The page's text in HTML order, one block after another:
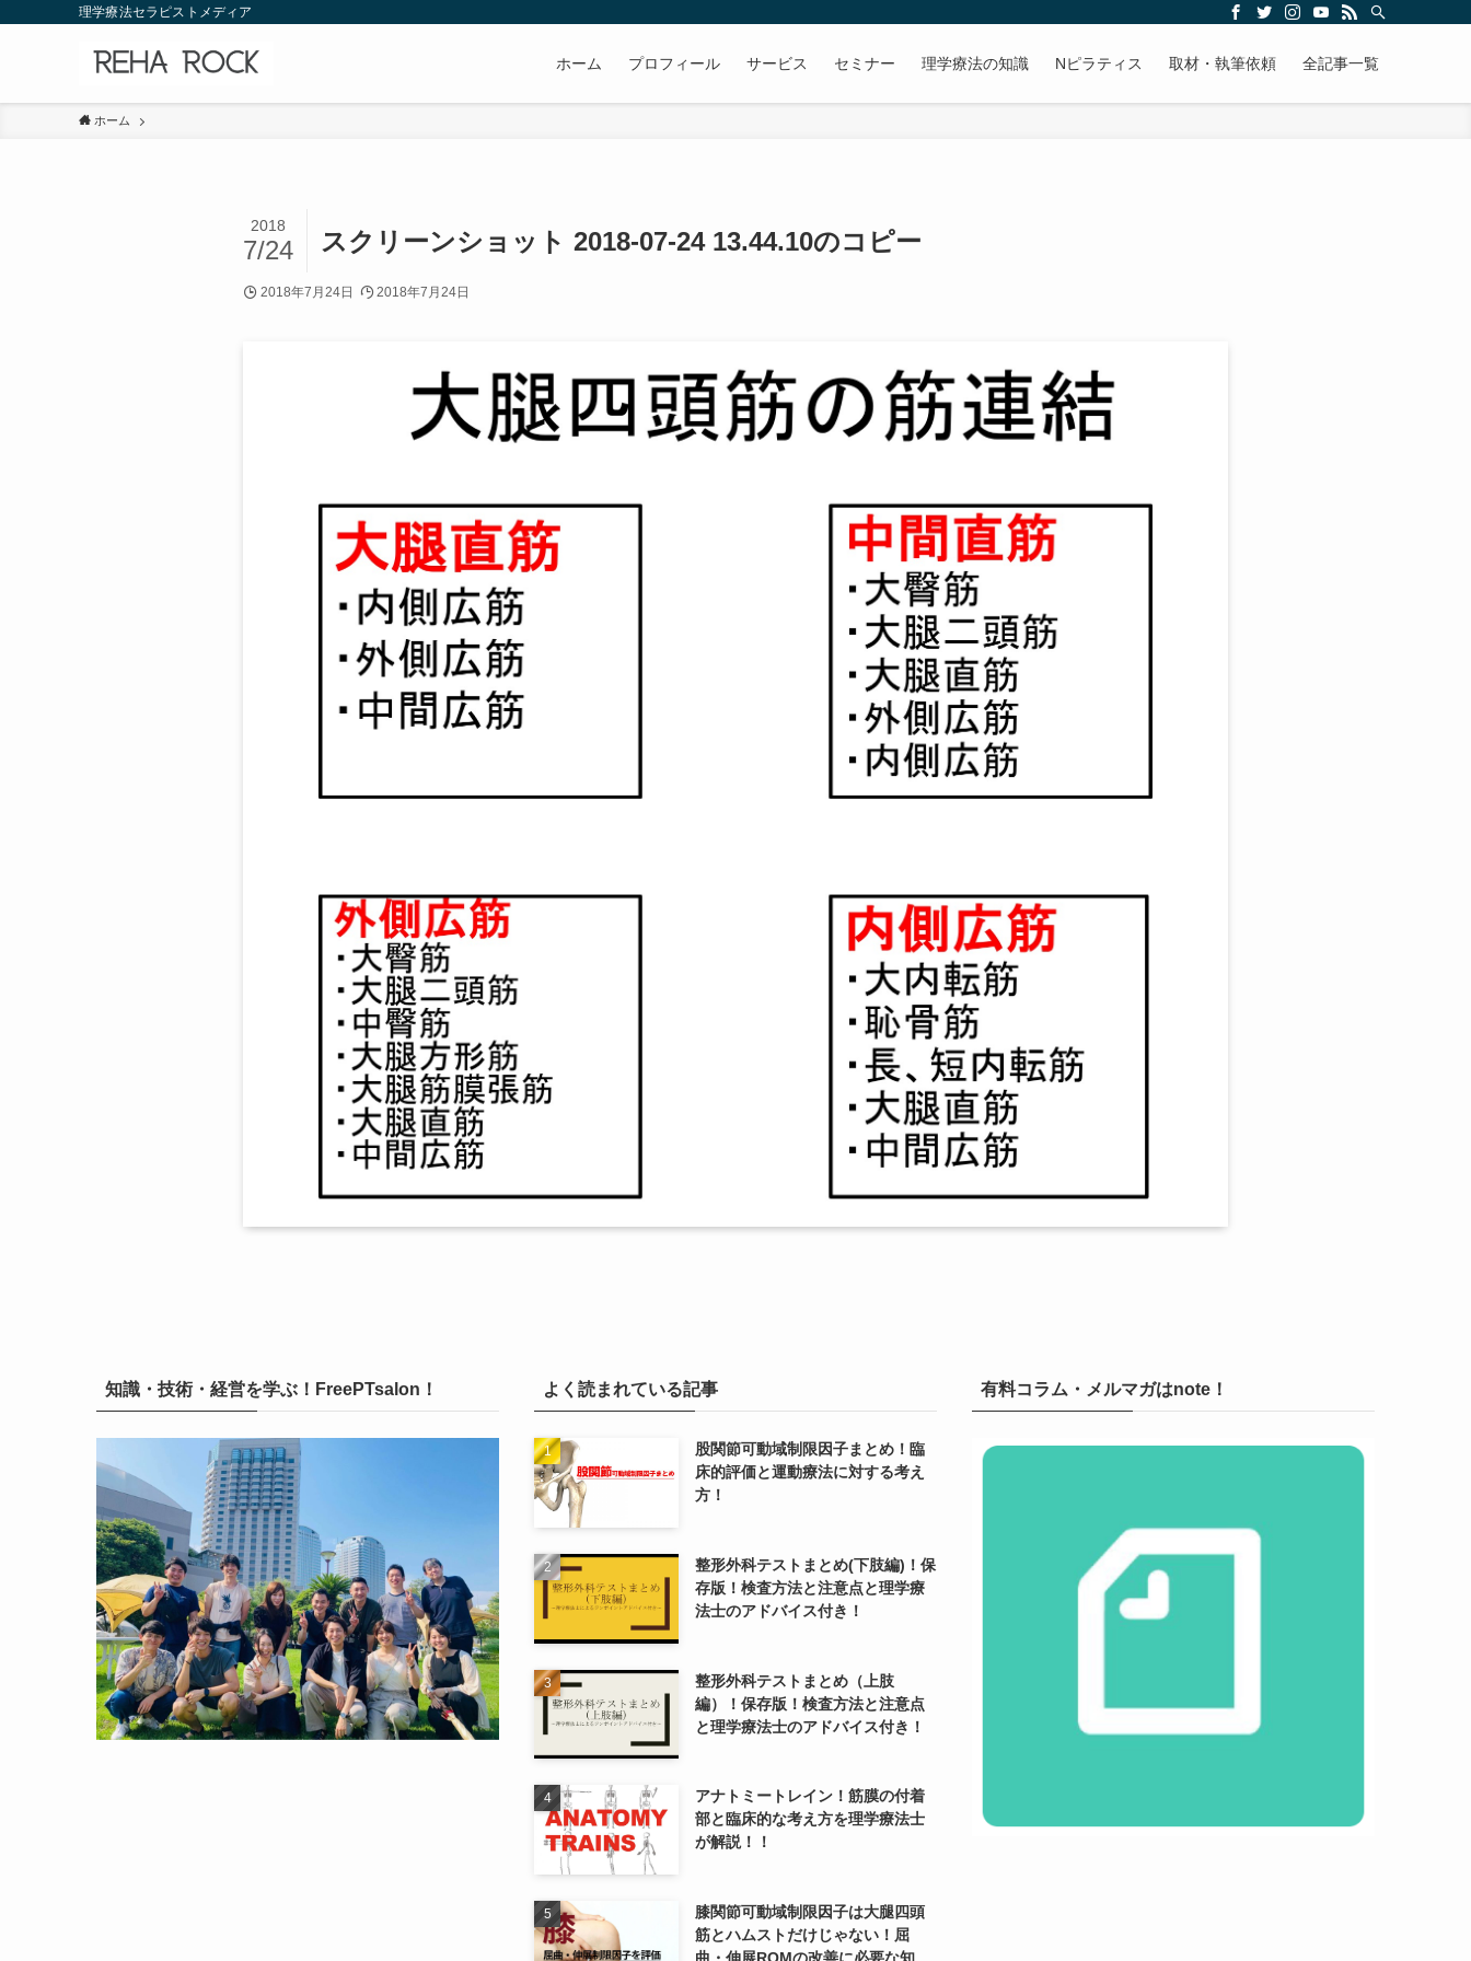
理学療法セラピストメディア
ホーム プロフィール サービス セミナー 理学療法の知識 Nピラティス 取材・執筆依頼 全記事一覧
ホーム
スクリーンショット 2018-07-24 13.44.10のコピー
2018
7/24
2018年7月24日 2018年7月24日
知識・技術・経営を学ぶ！FreePTsalon！ よく読まれている記事
股関節可動域制限因子まとめ！臨
床的評価と運動療法に対する考え
方！
整形外科テストまとめ(下肢編)！保
存版！検査方法と注意点と理学療
法士のアドバイス付き！
整形外科テストまとめ（上肢
編）！保存版！検査方法と注意点
と理学療法士のアドバイス付き！
アナトミートレイン！筋膜の付着
部と臨床的な考え方を理学療法士
が解説！！
膝関節可動域制限因子は大腿四頭
筋とハムストだけじゃない！屈
有料コラム・メルマガはnote！